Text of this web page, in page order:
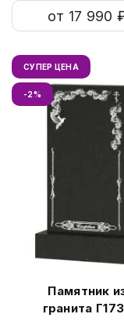
от 17 990
СУПЕР ЦЕНА
-2%
Памятник
гранита